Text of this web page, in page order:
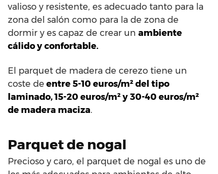
valioso y resistente, es adecuado tanto para la
zona del salón como para la de zona de
dormir y es capaz de crear un ambiente
cálido y confortable.
El parquet de madera de cerezo tiene un
coste de entre 5-10 euros/m² del tipo
laminado, 15-20 euros/m² y 30-40 euros/m²
de madera maciza.
Parquet de nogal
Precioso y caro, el parquet de nogal es uno de